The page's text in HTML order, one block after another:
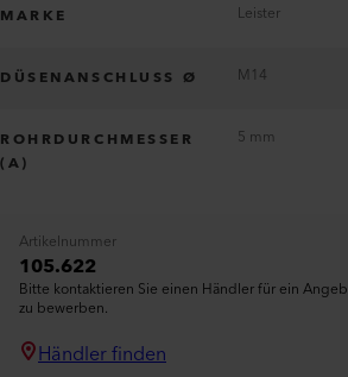
MARKE Leister
DÜSENANSCHLUSS Ø M14
ROHRDURCHMESSER
(A)
5 mm
Artikelnummer
105.622
Bitte kontaktieren Sie einen Händler für ein
zu bewerben.
Händler finden